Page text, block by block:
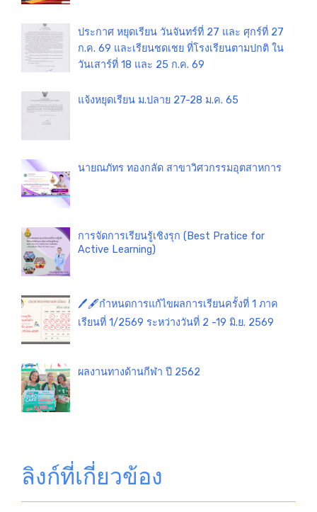
ประกาศ หยุดเรียน วันจันทร์ที่ 27 และ ศุกร์ที่ 27
ก.ค. 69 และเรียนชดเชย ที่โรงเรียนตามปกติ ใน
วันเสาร์ที่ 18 และ 25 ก.ค. 69
แจ้งหยุดเรียน ม.ปลาย 27-28 ม.ค. 65
นายณภัทร ทองกลัด สาขาวิศวกรรมอุตสาหการ
การจัดการเรียนรู้เชิงรุก (Best Pratice for
Active Learning)
🖊️🖋️กำหนดการแก้ไขผลการเรียนครั้งที่ 1 ภาค
เรียนที่ 1/2569 ระหว่างวันที่ 2 -19 มิ.ย. 2569
ผลงานทางด้านกีฬา ปี 2562
ลิงก์ที่เกี่ยวข้อง